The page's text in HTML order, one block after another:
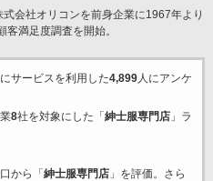
会社オリコンを前身企業に1967年より
満足度調査を開始。
サービスを利用した4,899人にアンケ
8社を対象にした「 紳士服専門店」ラ
から「 紳士服専門店」を評価。さら